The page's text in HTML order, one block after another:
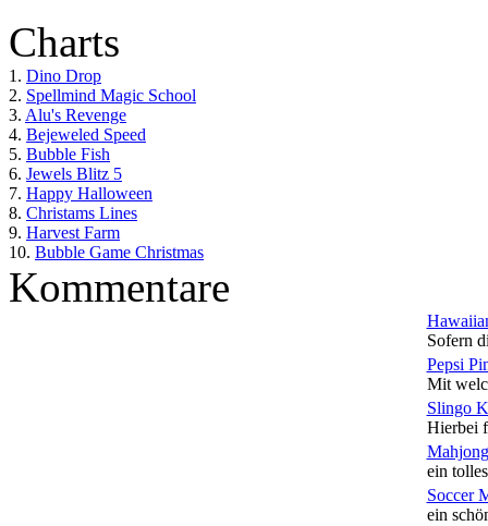
Charts
1. Dino Drop
2. Spellmind Magic School
3. Alu's Revenge
4. Bejeweled Speed
5. Bubble Fish
6. Jewels Blitz 5
7. Happy Halloween
8. Christams Lines
9. Harvest Farm
10. Bubble Game Christmas
Kommentare
Sofern
Pepsi
Mit
Slingo
Hierbei
ein
Soccer
ein